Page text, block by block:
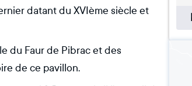
datant du XVIème siècle et
du Faur de Pibrac et des
de ce pavillon.